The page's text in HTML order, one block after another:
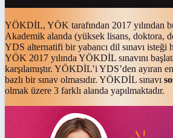
YÖKDİL, YÖK tarafından 2017 yılından
Akademik alanda (yüksek lisans, doktora,
YDS alternatifi bir yabancı dil sınavı isteği
YÖK 2017 yılında YÖKDİL sınavını
karşılamıştır. YÖKDİL’i YDS’den ayıran
bazlı bir sınav olmasıdır. YÖKDİL sınavı
olmak üzere 3 farklı alanda yapılmaktadır.